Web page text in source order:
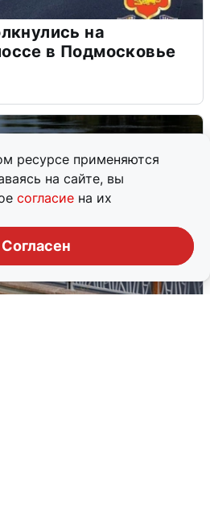
ресурсе применяются
на сайте, вы
согласие на их
Согласен
на
в Подмосковье